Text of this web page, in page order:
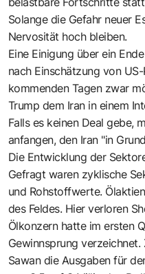
Solange die Gefahr neuer
Nervosität hoch bleiben.
Eine Einigung über ein
nach Einschätzung von
kommenden Tagen zwar
Trump dem Iran in einem
Falls es keinen Deal gebe,
anfangen, den Iran "in
Die Entwicklung der
Gefragt waren zyklische
und Rohstoffwerte.
des Feldes. Hier verloren
Ölkonzern hatte im ersten
Gewinnsprung
Sawan die Ausgaben für